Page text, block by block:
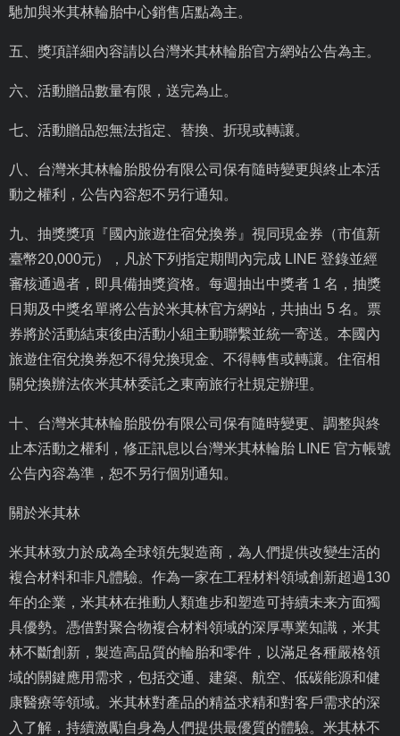
馳加與米其林輪胎中心銷售店點為主。
五、獎項詳細內容請以台灣米其林輪胎官方網站公告為主。
六、活動贈品數量有限，送完為止。
七、活動贈品恕無法指定、替換、折現或轉讓。
八、台灣米其林輪胎股份有限公司保有隨時變更與終止本活
動之權利，公告內容恕不另行通知。
九、抽獎獎項『國內旅遊住宿兌換券』視同現金券（市值新
臺幣20,000元），凡於下列指定期間內完成 LINE 登錄並經
審核通過者，即具備抽獎資格。每週抽出中獎者 1 名，抽獎
日期及中獎名單將公告於米其林官方網站，共抽出 5 名。票
券將於活動結束後由活動小組主動聯繫並統一寄送。本國內
旅遊住宿兌換券恕不得兌換現金、不得轉售或轉讓。住宿相
關兌換辦法依米其林委託之東南旅行社規定辦理。
十、台灣米其林輪胎股份有限公司保有隨時變更、調整與終
止本活動之權利，修正訊息以台灣米其林輪胎 LINE 官方帳號
公告內容為準，恕不另行個別通知。
關於米其林
米其林致力於成為全球領先製造商，為人們提供改變生活的
複合材料和非凡體驗。作為一家在工程材料領域創新超過130
年的企業，米其林在推動人類進步和塑造可持續未来方面獨
具優勢。憑借對聚合物複合材料領域的深厚專業知識，米其
林不斷創新，製造高品質的輪胎和零件，以滿足各種嚴格領
域的關鍵應用需求，包括交通、建築、航空、低碳能源和健
康醫療等領域。米其林對產品的精益求精和對客戶需求的深
入了解，持續激勵自身為人們提供最優質的體驗。米其林不